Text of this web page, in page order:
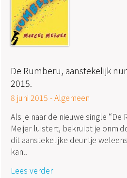
De Rumberu, aanstekelijk
2015.
8 juni 2015 -Algemeen
Als je naar de nieuwe single “De
Meijer luistert, bekruipt je
dit aanstekelijke deuntje
kan..
Lees verder